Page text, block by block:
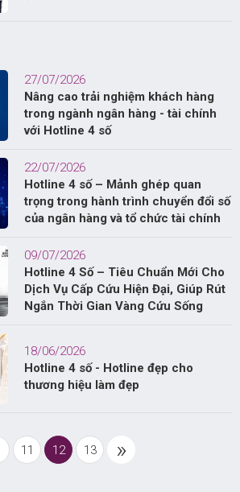
27/07/2026
Nâng cao trải nghiệm khách hàng
trong ngành ngân hàng - tài chính
với Hotline 4 số
22/07/2026
Hotline 4 số – Mảnh ghép quan
trọng trong hành trình chuyển đổi số
của ngân hàng và tổ chức tài chính
09/07/2026
Hotline 4 Số – Tiêu Chuẩn Mới Cho
Dịch Vụ Cấp Cứu Hiện Đại, Giúp Rút
Ngắn Thời Gian Vàng Cứu Sống
18/06/2026
Hotline 4 số - Hotline đẹp cho
thương hiệu làm đẹp
11 12 13 »